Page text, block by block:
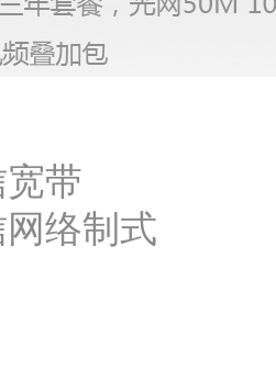
带
络制式